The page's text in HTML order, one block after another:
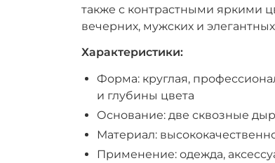
также с контрастными яркими
вечерних, мужских и
Характеристики:
Форма: круглая,
и глубины цвета
Основание: две сквозные
Материал:
Применение: одежда,